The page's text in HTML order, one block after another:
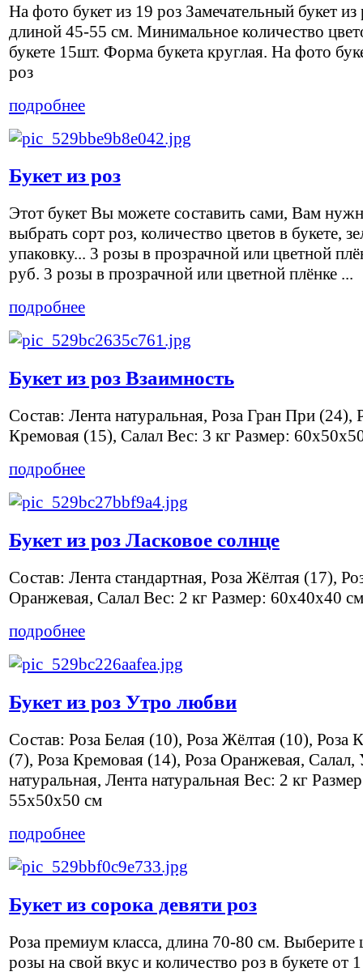
На фото букет из 19 роз Замечательный букет из
длиной 45-55 см. Минимальное количество
букете 15шт. Форма букета круглая. На фото
роз
подробнее
Букет из роз
Этот букет Вы можете составить сами, Вам
выбрать сорт роз, количество цветов в букете,
упаковку... 3 розы в прозрачной или цветной
руб. 3 розы в прозрачной или цветной плёнке ...
подробнее
Букет из роз Взаимность
Состав: Лента натуральная, Роза Гран При (24),
Кремовая (15), Салал Вес: 3 кг Размер:
подробнее
Букет из роз Ласковое солнце
Состав: Лента стандартная, Роза Жёлтая (17),
Оранжевая, Салал Вес: 2 кг Размер: 60x40x40 см
подробнее
Букет из роз Утро любви
Состав: Роза Белая (10), Роза Жёлтая (10), Роза
(7), Роза Кремовая (14), Роза Оранжевая, Салал,
натуральная, Лента натуральная Вес: 2 кг
55x50x50 см
подробнее
Букет из сорока девяти роз
Роза премиум класса, длина 70-80 см. Выберите
розы на свой вкус и количество роз в букете от